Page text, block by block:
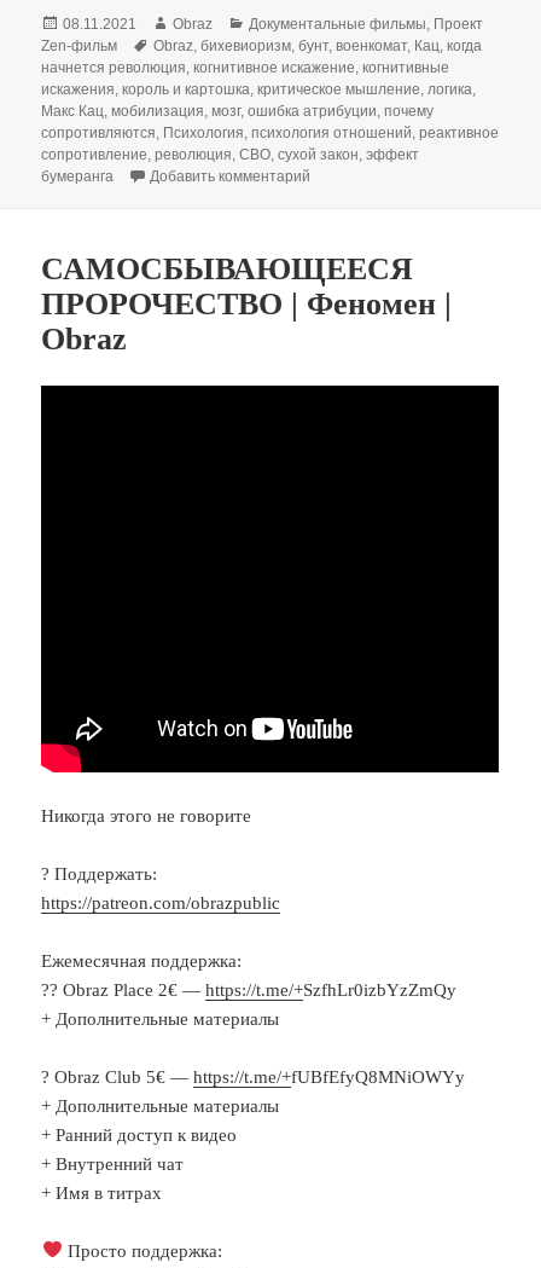
Опубликовано
08.11.2021 Автор
Obraz Рубрики
Документальные фильмы, Проект
Zen-фильм
Метки
Obraz,бихевиоризм,бунт,военкомат, Кац,когда
начнется революция,когнитивное искажение,когнитивные
искажения,король и картошка,критическое мышление,логика,
Макс Кац,мобилизация,мозг,ошибка атрибуции,почему
сопротивляются, Психология,психология отношений,реактивное
сопротивление,революция,СВО,сухой закон,эффект
бумеранга
Добавить комментарий
САМОСБЫВАЮЩЕЕСЯ
ПРОРОЧЕСТВО | Феномен |
Obraz
Никогда этого не говорите
? Поддержать:
https://patreon.com/obrazpublic
Ежемесячная поддержка:
?‍? Obraz Place 2€ —https://t.me/+SzfhLr0izbYzZmQy
+ Дополнительные материалы
? Obraz Club 5€ —https://t.me/+fUBfEfyQ8MNiOWYy
+ Дополнительные материалы
+ Ранний доступ к видео
+ Внутренний чат
+ Имя в титрах
Просто поддержка: